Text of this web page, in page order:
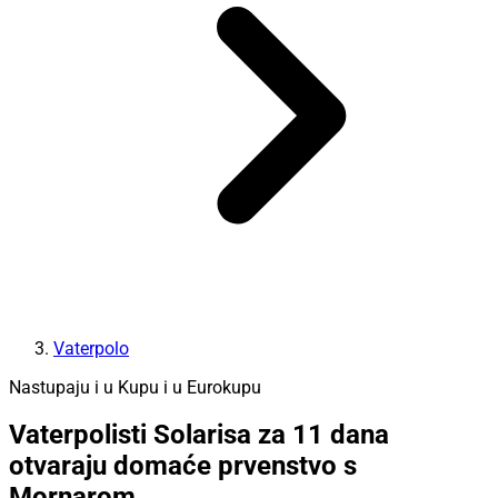
Vaterpolo
Nastupaju i u Kupu i u Eurokupu
Vaterpolisti Solarisa za 11 dana
otvaraju domaće prvenstvo s